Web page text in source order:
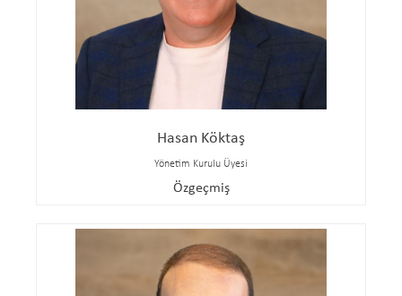
Hasan Köktaş
Yönetim Kurulu Üyesi
Özgeçmiş